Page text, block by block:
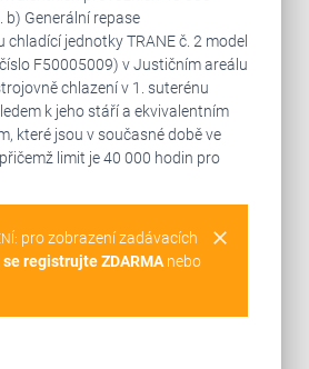
b) Generální repase
jednotky TRANE č. 2 model
F50005009) v Justičním areálu
chlazení v 1. suterénu
k jeho stáří a ekvivalentním
které jsou v současné době ve
limit je 40 000 hodin pro
clear
pro zobrazení zadávacích
se registrujte ZDARMAnebo